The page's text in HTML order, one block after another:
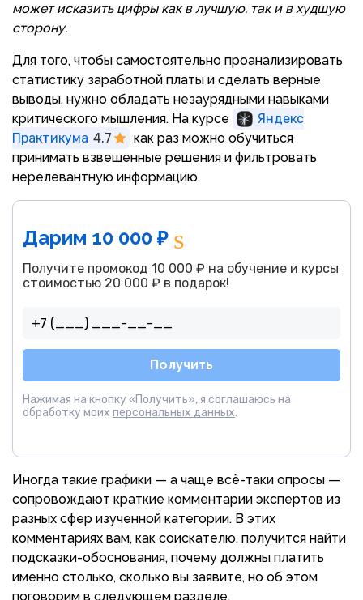
может исказить цифры как в лучшую, так и в худшую
сторону.
Для того, чтобы самостоятельно проанализировать
статистику заработной платы и сделать верные
выводы, нужно обладать незаурядными навыками
критического мышления. На курсе
Яндекс
Практикума 4.7
как раз можно обучиться
принимать взвешенные решения и фильтровать
нерелевантную информацию.
Дарим 10 000 ₽
Получите промокод 10 000 ₽ на обучение и курсы
стоимостью 20 000 ₽ в подарок!
Получить
Нажимая на кнопку «Получить», я соглашаюсь на
обработку моих персональных данных.
Иногда такие графики — а чаще всё-таки опросы —
сопровождают краткие комментарии экспертов из
разных сфер изученной категории. В этих
комментариях вам, как соискателю, получится найти
подсказки-обоснования, почему должны платить
именно столько, сколько вы заявите, но об этом
поговорим в следующем разделе.